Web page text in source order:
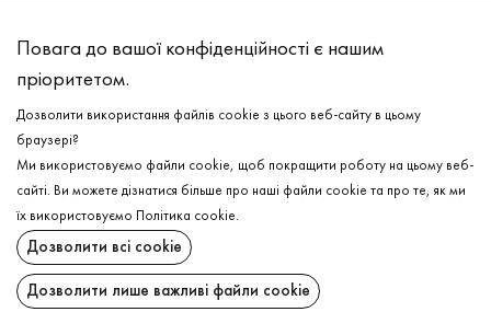
потрібно Вам для Ваших теплих образів! В складі бавовна з
невеликим додаванням еластану, що робить виріб міцнішим та
зберігає форму на довгий час. Має високу округлу горловину
з трикотажним кантом, що ідеально підкреслює шию та додає
акуратності. Чудово комбінується з джинсовими шортами,
або з літньою спідницею!
СКЛАД
Бавовна - 95%, Еластан - 5%
ДОГЛЯД
ДОСТАВКА
ПОВЕРНЕННЯ
Повага до вашої конфіденційності є нашим
пріоритетом.
Дозволити використання файлів cookie з цього веб-сайту в цьому
браузері?
Ми використовуємо файли cookie, щоб покращити роботу на цьому веб-
сайті. Ви можете дізнатися більше про наші файли cookie та про те, як ми
їх використовуємо
Політика cookie.
Дозволити всі cookie
Дозволити лише важливі файли cookie